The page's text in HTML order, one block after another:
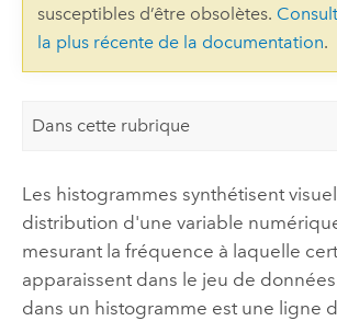
susceptibles d’être obsolètes.
la plus récente de la documentation.
Dans cette rubrique
Les histogrammes synthétisent
distribution d'une variable
mesurant la fréquence à laquelle
apparaissent dans le jeu de
dans un histogramme est une ligne